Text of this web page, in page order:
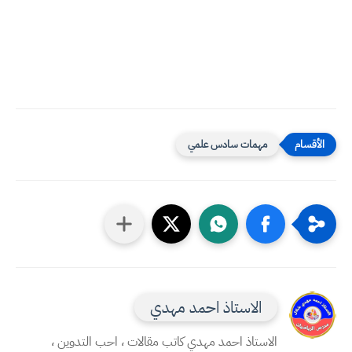
مهمات سادس علمي
الاستاذ احمد مهدي
الاستاذ احمد مهدي كاتب مقالات ، احب التدوين ،